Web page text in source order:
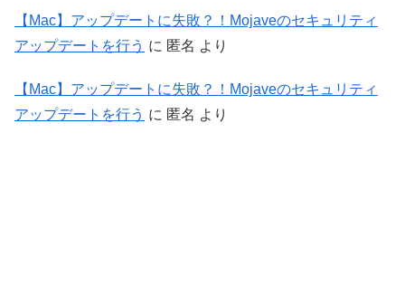
【Mac】アップデートに失敗？！Mojaveのセキュリティ
アップデートを行う に 匿名 より
【Mac】アップデートに失敗？！Mojaveのセキュリティ
アップデートを行う に 匿名 より